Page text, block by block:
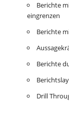
Berichte
eingrenzen
Berichte
Berichte
Drill